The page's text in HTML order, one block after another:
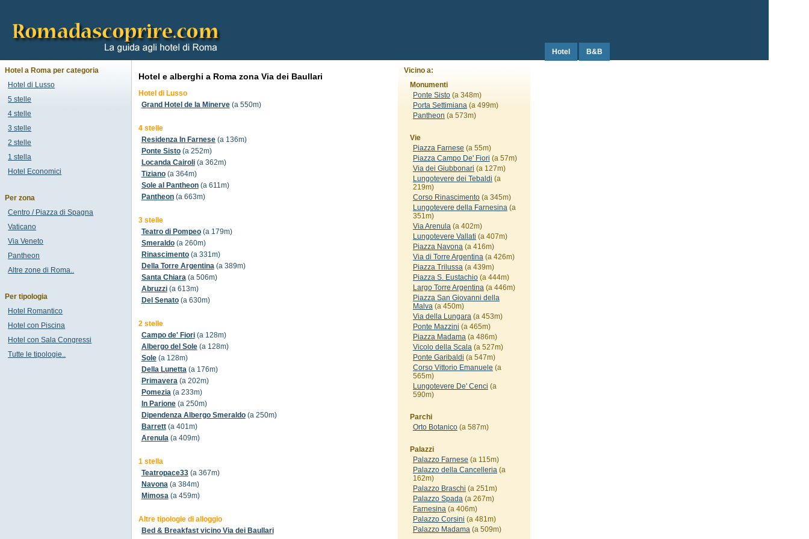
Hotel B&B
Hotel e alberghi a Roma zona Via dei Baullari
Hotel di Lusso
Grand Hotel de la Minerve(a 550m)
4 stelle
Residenza In Farnese(a 136m)
Ponte Sisto(a 252m)
Locanda Cairoli(a 362m)
Tiziano(a 364m)
Sole al Pantheon(a 611m)
Pantheon(a 663m)
3 stelle
Teatro di Pompeo(a 179m)
Smeraldo(a 260m)
Rinascimento(a 331m)
Della Torre Argentina(a 389m)
Santa Chiara(a 506m)
Abruzzi(a 613m)
Del Senato(a 630m)
2 stelle
Campo de' Fiori(a 128m)
Albergo del Sole(a 128m)
Sole(a 128m)
Della Lunetta(a 176m)
Primavera(a 202m)
Pomezia(a 233m)
In Parione(a 250m)
Dipendenza Albergo Smeraldo(a 250m)
Barrett(a 401m)
Arenula(a 409m)
1 stella
Teatropace33(a 367m)
Navona(a 384m)
Mimosa(a 459m)
Altre tipologie di alloggio
Bed & Breakfast vicino Via dei Baullari
Vicino a:
Monumenti
Ponte Sisto(a 348m)
Porta Settimiana(a 499m)
Pantheon (a 573m)
Vie
Piazza Farnese (a 55m)
Piazza Campo De' Fiori (a 57m)
Via dei Giubbonari (a 127m)
Lungotevere dei Tebaldi (a
219m)
Corso Rinascimento(a 345m)
Lungotevere della Farnesina(a
351m)
Via Arenula(a 402m)
Lungotevere Vallati (a 407m)
Piazza Navona(a 416m)
Via di Torre Argentina(a 426m)
Piazza Trilussa(a 439m)
Piazza S. Eustachio(a 444m)
Largo Torre Argentina(a 446m)
Piazza San Giovanni della
Malva(a 450m)
Via della Lungara(a 453m)
Ponte Mazzini (a 465m)
Piazza Madama(a 486m)
Vicolo della Scala(a 527m)
Ponte Garibaldi (a 547m)
Corso Vittorio Emanuele (a
565m)
Lungotevere De' Cenci (a
590m)
Parchi
Orto Botanico(a 587m)
Palazzi
Palazzo Farnese (a 115m)
Palazzo della Cancelleria(a
162m)
Palazzo Braschi (a 251m)
Palazzo Spada(a 267m)
Farnesina(a 406m)
Palazzo Corsini (a 481m)
Palazzo Madama(a 509m)
Hotel a Roma per categoria
Hotel di Lusso
5 stelle
4 stelle
3 stelle
2 stelle
1 stella
Hotel Economici
Per zona
Centro / Piazza di Spagna
Vaticano
Via Veneto
Pantheon
Altre zone di Roma..
Per tipologia
Hotel Romantico
Hotel con Piscina
Hotel con Sala Congressi
Tutte le tipologie..